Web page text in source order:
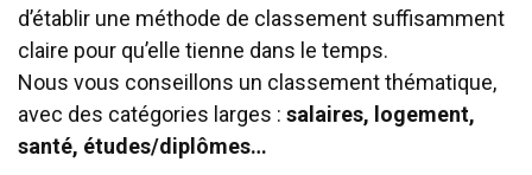
d’établir une méthode de classement suffisamment
claire pour qu’elle tienne dans le temps.
Nous vous conseillons un classement thématique,
avec des catégories larges : salaires, logement,
santé, études/diplômes…